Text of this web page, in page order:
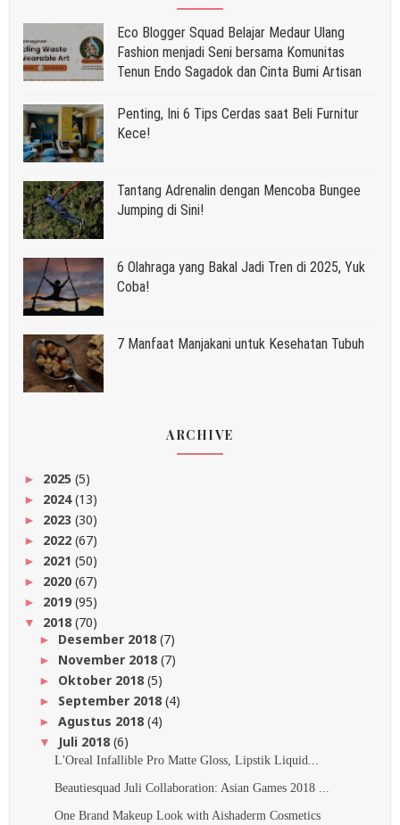
Eco Blogger Squad Belajar Medaur Ulang
Fashion menjadi Seni bersama Komunitas
Tenun Endo Sagadok dan Cinta Bumi Artisan
Penting, Ini 6 Tips Cerdas saat Beli Furnitur
Kece!
Tantang Adrenalin dengan Mencoba Bungee
Jumping di Sini!
6 Olahraga yang Bakal Jadi Tren di 2025, Yuk
Coba!
7 Manfaat Manjakani untuk Kesehatan Tubuh
ARCHIVE
► 2025 (5)
► 2024(13)
► 2023 (30)
► 2022 (67)
► 2021 (50)
► 2020 (67)
► 2019(95)
▼ 2018 (70)
► Desember 2018 (7)
► November 2018 (7)
► Oktober 2018 (5)
► September 2018 (4)
► Agustus 2018 (4)
▼ Juli 2018 (6)
L'Oreal Infallible Pro Matte Gloss, Lipstik Liquid...
Beautiesquad Juli Collaboration: Asian Games 2018 ...
One Brand Makeup Look with Aishaderm Cosmetics